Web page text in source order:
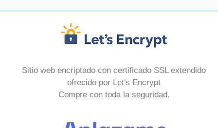
Sitio web encriptado con certificado SSL extendido
ofrecido por Let's Encrypt
Compre con toda la seguridad.